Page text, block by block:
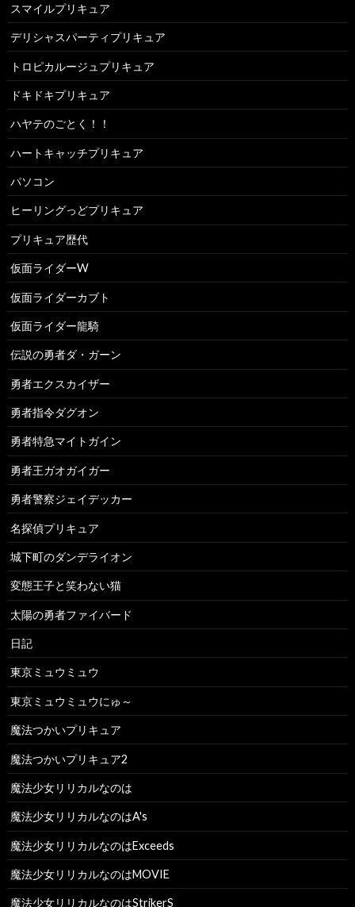
スマイルプリキュア
デリシャスパーティプリキュア
トロピカルージュプリキュア
ドキドキプリキュア
ハヤテのごとく！！
ハートキャッチプリキュア
パソコン
ヒーリングっどプリキュア
プリキュア歴代
仮面ライダーW
仮面ライダーカブト
仮面ライダー龍騎
伝説の勇者ダ・ガーン
勇者エクスカイザー
勇者指令ダグオン
勇者特急マイトガイン
勇者王ガオガイガー
勇者警察ジェイデッカー
名探偵プリキュア
城下町のダンデライオン
変態王子と笑わない猫
太陽の勇者ファイバード
日記
東京ミュウミュウ
東京ミュウミュウにゅ～
魔法つかいプリキュア
魔法つかいプリキュア2
魔法少女リリカルなのは
魔法少女リリカルなのはA's
魔法少女リリカルなのはExceeds
魔法少女リリカルなのはMOVIE
魔法少女リリカルなのはStrikerS